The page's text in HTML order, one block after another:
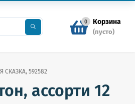
0 Корзина
(пусто)
СКАЗКА, 592582
ассорти 12